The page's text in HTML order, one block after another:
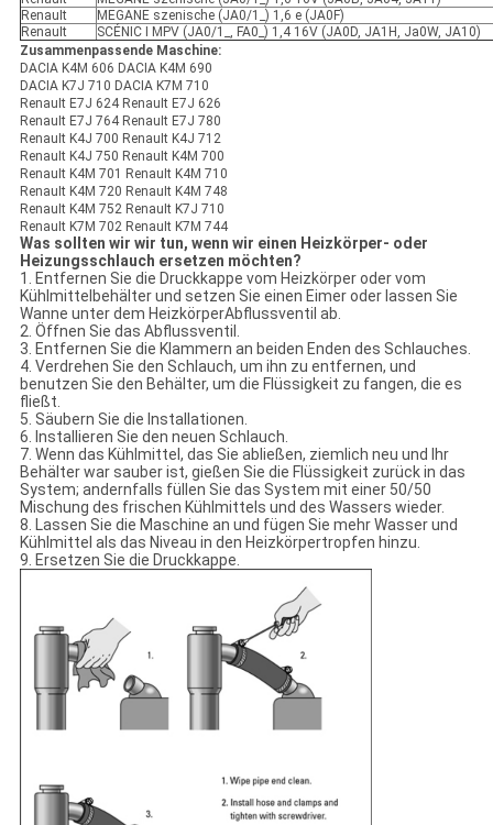
RenauIt
MEGANE szenische (JA0/1_) 1,6 e (JA0F)
RenauIt
SCÉNIC I MPV (JA0/1_, FA0_) 1,4 16V (JA0D, JA1H, Ja0W, JA10)
Zusammenpassende Maschine:
DACIA K4M 606 DACIA K4M 690
DACIA K7J 710 DACIA K7M 710
RenauIt E7J 624 RenauIt E7J 626
RenauIt E7J 764 RenauIt E7J 780
RenauIt K4J 700 RenauIt K4J 712
RenauIt K4J 750 RenauIt K4M 700
RenauIt K4M 701 RenauIt K4M 710
RenauIt K4M 720 RenauIt K4M 748
RenauIt K4M 752 RenauIt K7J 710
RenauIt K7M 702 RenauIt K7M 744
Was sollten wir wir tun, wenn wir einen Heizkörper- oder
Heizungsschlauch ersetzen möchten?
1. Entfernen Sie die Druckkappe vom Heizkörper oder vom
Kühlmittelbehälter und setzen Sie einen Eimer oder lassen Sie
Wanne unter dem HeizkörperAbflussventil ab.
2. Öffnen Sie das Abflussventil.
3. Entfernen Sie die Klammern an beiden Enden des Schlauches.
4. Verdrehen Sie den Schlauch, um ihn zu entfernen, und
benutzen Sie den Behälter, um die Flüssigkeit zu fangen, die es
fließt.
5. Säubern Sie die Installationen.
6. Installieren Sie den neuen Schlauch.
7. Wenn das Kühlmittel, das Sie abließen, ziemlich neu und Ihr
Behälter war sauber ist, gießen Sie die Flüssigkeit zurück in das
System; andernfalls füllen Sie das System mit einer 50/50
Mischung des frischen Kühlmittels und des Wassers wieder.
8. Lassen Sie die Maschine an und fügen Sie mehr Wasser und
Kühlmittel als das Niveau in den Heizkörpertropfen hinzu.
9. Ersetzen Sie die Druckkappe.